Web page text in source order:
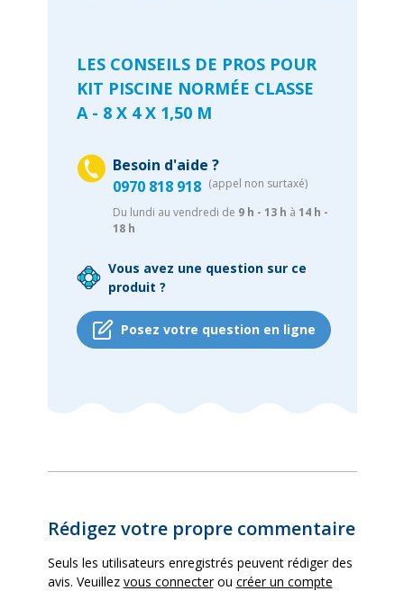
LES CONSEILS DE PROS POUR
KIT PISCINE NORMÉE CLASSE
A - 8 X 4 X 1,50 M
Besoin d'aide ?
0970 818 918 (appel non surtaxé)
Du lundi au vendredi de 9 h - 13 h à 14 h -
18 h
Vous avez une question sur ce
produit ?
Posez votre question en ligne
Rédigez votre propre commentaire
Seuls les utilisateurs enregistrés peuvent rédiger des
avis. Veuillez vous connecterou créer un compte